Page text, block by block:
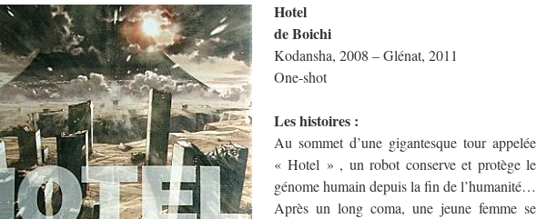
Hotel
de Boichi
Kodansha, 2008 – Glénat, 2011
One-shot
Les histoires :
Au sommet d’une gigantesque tour appelée
« Hotel » , un robot conserve et protège le
génome humain depuis la fin de l’humanité…
Après un long coma, une jeune femme se